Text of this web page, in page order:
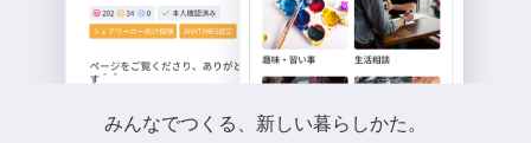
みんなでつくる、新しい暮らしかた。